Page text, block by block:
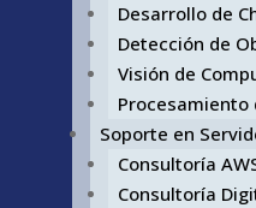
Desarrollo de
Detección de
Visión de
Procesamiento
Soporte en
Consultoría
Consultoría